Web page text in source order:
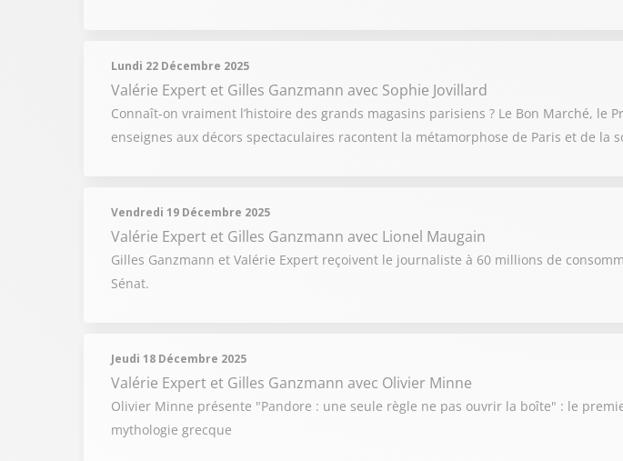
Lundi 22 Décembre 2025
Valérie Expert et Gilles Ganzmann avec Sophie Jovillard
Connaît-on vraiment l’histoire des grands magasins parisiens ? Le Bon Marché, le
enseignes aux décors spectaculaires racontent la métamorphose de Paris et de la
Vendredi 19 Décembre 2025
Valérie Expert et Gilles Ganzmann avec Lionel Maugain
Gilles Ganzmann et Valérie Expert reçoivent le journaliste à 60 millions de
Sénat.
Jeudi 18 Décembre 2025
Valérie Expert et Gilles Ganzmann avec Olivier Minne
Olivier Minne présente "Pandore : une seule règle ne pas ouvrir la boîte" : le
mythologie grecque